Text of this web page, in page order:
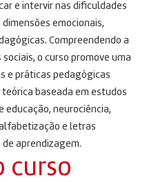
e intervir nas dificuldades
emocionais,
Compreendendo a
o curso promove uma
e práticas pedagógicas
baseada em estudos
educação, neurociência,
e letras
aprendizagem.
curso